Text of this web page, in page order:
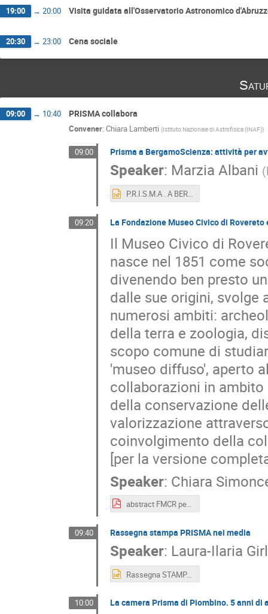
19:00 → 20:00 Visita guidata all'Osservatorio Astronomico
20:30 → 23:00 Cena sociale
09:00 → 10:40 PRISMA collabora
Convener: Chiara Lamberti (Istituto Nazionale di Astrofisica (INAF))
09:00 Prisma a BergamoScienza: attività per
Speaker: Marzia Albani (
P.R.I.S.M.A . A BERGAMO SCIENZA.pptx
09:20 La Fondazione Museo Civico di Rovereto
Il Museo Civico di
nasce nel 1851 come
divenendo ben presto
dalle sue origini,
numerosi ambiti:
della terra e zoologia,
scopo comune di
'museo diffuso', aperto
collaborazioni in
della conservazione
valorizzazione
coinvolgimento della
[per la versione
Speaker: Chiara
abstract FMCR per PRISMA DAYS 2025.pdf
09:40 Rassegna stampa PRISMA nei media
Speaker: Laura-Ilaria
Rassegna STAMPA PRISMA NEI MEDIA- LAURA ILARIA GIRLA (1).pptx
10:00 La camera Prisma di Piombino. 5 anni di